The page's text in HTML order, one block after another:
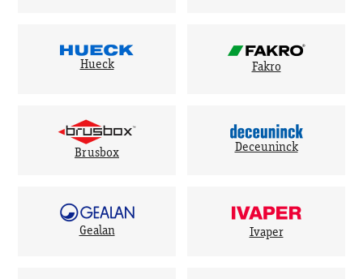
Hueck Fakro
Brusbox Deceuninck
Gealan Ivaper